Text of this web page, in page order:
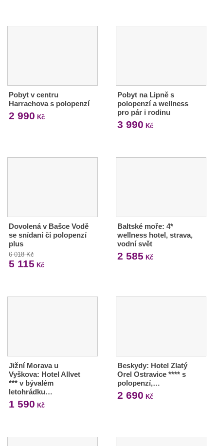
Pobyt v centru
Harrachova s polopenzí
2 990 Kč
Pobyt na Lipně s
polopenzí a wellness
pro pár i rodinu
3 990 Kč
Dovolená v Bašce Vodě
se snídaní či polopenzí
plus
6 018 Kč
5 115 Kč
Baltské moře: 4*
wellness hotel, strava,
vodní svět
2 585 Kč
Jižní Morava u
Vyškova: Hotel Allvet
*** v bývalém
letohrádku…
1 590 Kč
Beskydy: Hotel Zlatý
Orel Ostravice **** s
polopenzí,…
2 690 Kč